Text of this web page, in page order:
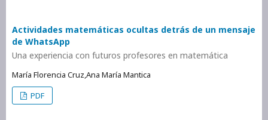
Actividades matemáticas ocultas detrás de un mensaje
de WhatsApp
Una experiencia con futuros profesores en matemática
María Florencia Cruz,Ana María Mantica
PDF